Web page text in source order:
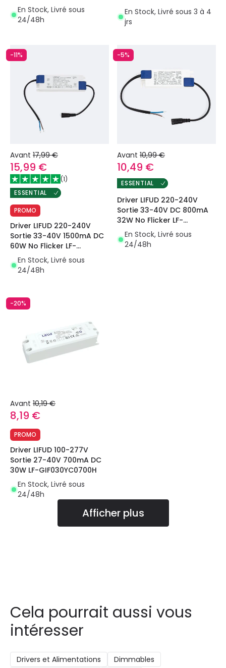
En Stock, Livré sous
24/48h
En Stock, Livré sous 3 à 4
jrs
-11%
Avant 17,99 €
15,99 €
(1)
ESSENTIAL
PROMO
Driver LIFUD 220-240V
Sortie 33-40V 1500mA DC
60W No Flicker LF-
GIF060YA(H)
En Stock, Livré sous
24/48h
-5%
Avant 10,99 €
10,49 €
ESSENTIAL
Driver LIFUD 220-240V
Sortie 33-40V DC 800mA
32W No Flicker LF-
GIF030YA
En Stock, Livré sous
24/48h
-20%
Avant 10,19 €
8,19 €
PROMO
Driver LIFUD 100-277V
Sortie 27-40V 700mA DC
30W LF-GIF030YC0700H
En Stock, Livré sous
24/48h
Afficher plus
Cela pourrait aussi vous
intéresser
Drivers et Alimentations
Dimmables